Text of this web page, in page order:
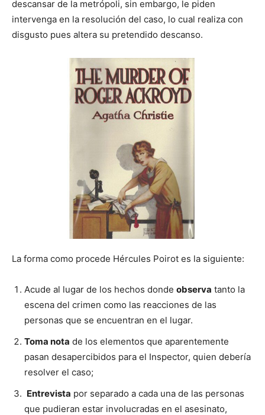
descansar de la metrópoli, sin embargo, le piden
intervenga en la resolución del caso, lo cual realiza con
disgusto pues altera su pretendido descanso.
La forma como procede Hércules Poirot es la siguiente:
Acude al lugar de los hechos donde observa tanto la
escena del crimen como las reacciones de las
personas que se encuentran en el lugar.
Toma nota de los elementos que aparentemente
pasan desapercibidos para el Inspector, quien debería
resolver el caso;
Entrevista por separado a cada una de las personas
que pudieran estar involucradas en el asesinato,